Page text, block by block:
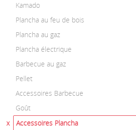
Kamado
Plancha au feu de bois
Plancha au gaz
Plancha électrique
Barbecue au gaz
Pellet
Accessoires Barbecue
Goût
Accessoires Plancha